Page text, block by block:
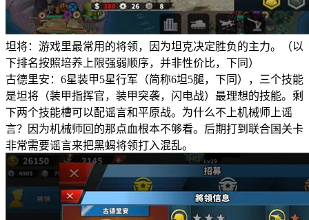
坦将：游戏里最常用的将领，因为坦克决定胜负的主力。（以
下排名按照培养上限强弱顺序，并非性价比，下同）
古德里安：6星装甲5星行军（简称6坦5腿，下同），三个技能
是坦将（装甲指挥官，装甲突袭，闪电战）最理想的技能。剩
下两个技能槽可以配谣言和平原战。为什么不上机械师上谣
言？因为机械师回的那点血根本不够看。后期打到联合国关卡
非常需要谣言来把黑蝎将领打入混乱。